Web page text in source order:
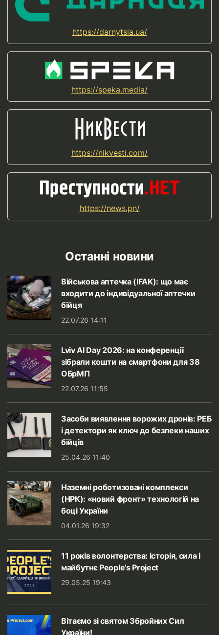
https://darnytsia.ua/
https://speka.media/
https://nikvesti.com/
https://news.pn/
Останні новини
Військова аптечка (IFAK): що має
входити до індивідуальної аптечки
бійця
22.07.26 14:11
Lviv AI Day 2026: на конференції
зібрали кошти на смартфони для 38
ОБрМП
22.07.26 11:55
Засоби виявлення ворожих дронів: РЕБ
і детектори як ключ до безпеки наших
бійців
25.04.26 11:40
Наземні роботизовані комплекси
(НРК): «новий фронт» технологій на
боці України
04.01.26 19:32
11 років волонтерства: історія, сила і
майбутнє People’s Project
29.05.25 19:43
Вітаємо зі святом Збройних Сил
України!